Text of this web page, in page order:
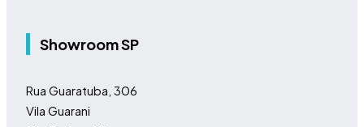
Showroom SP
Rua Guaratuba, 306
Vila Guarani